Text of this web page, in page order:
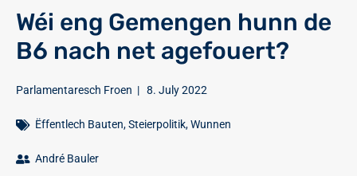
Wéi eng Gemengen hunn de
B6 nach net agefouert?
Parlamentaresch Froen | 8. July 2022
Ëffentlech Bauten,Steierpolitik,Wunnen
André Bauler